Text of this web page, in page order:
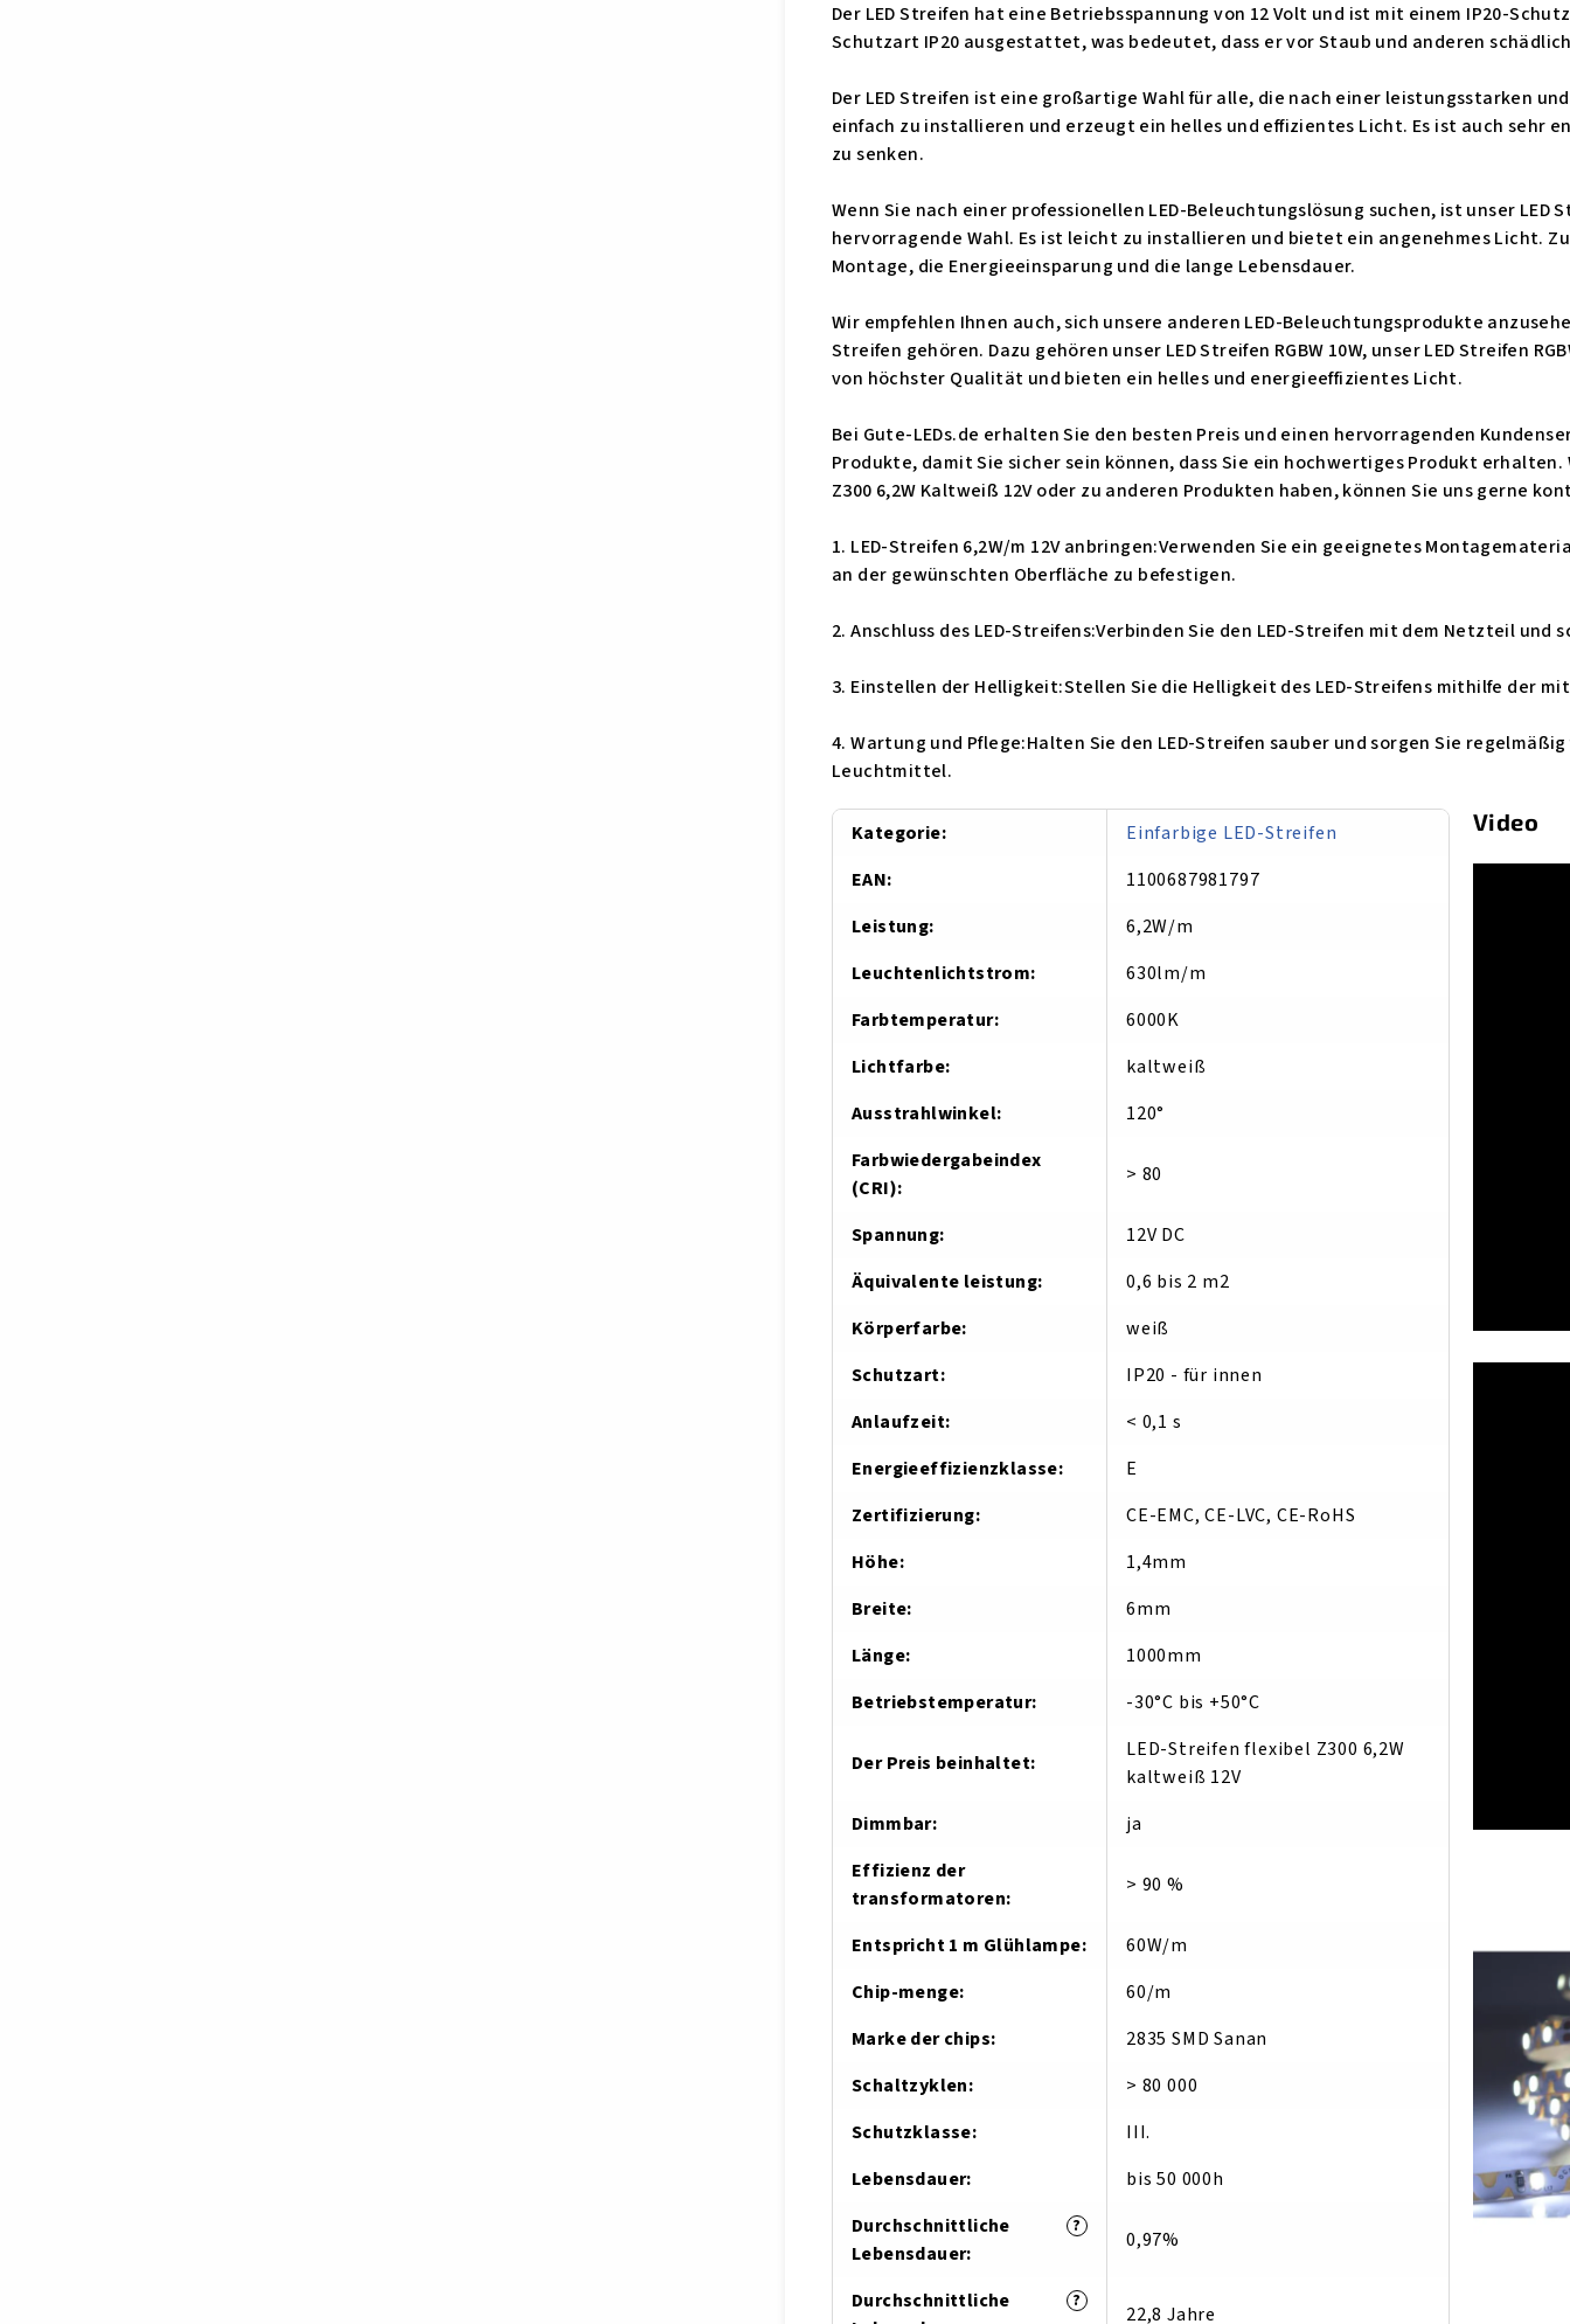
Der LED Streifen hat eine Betriebsspannung von 12 Volt und ist mit einem IP20-
Schutzart IP20 ausgestattet, was bedeutet, dass er vor Staub und anderen
Der LED Streifen ist eine großartige Wahl für alle, die nach einer leistungsstarken
einfach zu installieren und erzeugt ein helles und effizientes Licht. Es ist auch sehr
zu senken.
Wenn Sie nach einer professionellen LED-Beleuchtungslösung suchen, ist unser LED
hervorragende Wahl. Es ist leicht zu installieren und bietet ein angenehmes Licht.
Montage, die Energieeinsparung und die lange Lebensdauer.
Wir empfehlen Ihnen auch, sich unsere anderen LED-Beleuchtungsprodukte
Streifen gehören. Dazu gehören unser LED Streifen RGBW 10W, unser LED Streifen
von höchster Qualität und bieten ein helles und energieeffizientes Licht.
Bei Gute-LEDs.de erhalten Sie den besten Preis und einen hervorragenden
Produkte, damit Sie sicher sein können, dass Sie ein hochwertiges Produkt erhalten.
Z300 6,2W Kaltweiß 12V oder zu anderen Produkten haben, können Sie uns gerne
1. LED-Streifen 6,2W/m 12V anbringen:Verwenden Sie ein geeignetes
an der gewünschten Oberfläche zu befestigen.
2. Anschluss des LED-Streifens:Verbinden Sie den LED-Streifen mit dem Netzteil
3. Einstellen der Helligkeit:Stellen Sie die Helligkeit des LED-Streifens mithilfe der
4. Wartung und Pflege:Halten Sie den LED-Streifen sauber und sorgen Sie
Leuchtmittel.
Kategorie:
Einfarbige LED-Streifen
EAN:
1100687981797
Leistung:
6,2W/m
Leuchtenlichtstrom:
630lm/m
Farbtemperatur:
6000K
Lichtfarbe:
kaltweiß
Ausstrahlwinkel:
120°
Farbwiedergabeindex
(CRI):
> 80
Spannung:
12V DC
Äquivalente leistung:
0,6 bis 2 m2
Körperfarbe:
weiß
Schutzart:
IP20 - für innen
Anlaufzeit:
< 0,1 s
Energieeffizienzklasse:
E
Zertifizierung:
CE-EMC, CE-LVC, CE-RoHS
Höhe:
1,4mm
Breite:
6mm
Länge:
1000mm
Betriebstemperatur: -30°C bis +50°C
Der Preis beinhaltet:
LED-Streifen flexibel Z300 6,2W
kaltweiß 12V
Dimmbar:
ja
Effizienz der
transformatoren:
> 90 %
Entspricht 1 m Glühlampe:
60W/m
Chip-menge:
60/m
Marke der chips:
2835 SMD Sanan
Schaltzyklen:
> 80 000
Schutzklasse:
III.
Lebensdauer: bis 50 000h
?
Durchschnittliche
Lebensdauer:
0,97%
?
Durchschnittliche
22,8 Jahre
Video